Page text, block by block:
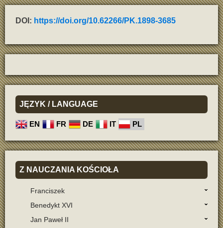
DOI: https://doi.org/10.62266/PK.1898-3685
JĘZYK / LANGUAGE
EN FR DE IT PL
Z NAUCZANIA KOŚCIOŁA
Franciszek
Benedykt XVI
Jan Paweł II